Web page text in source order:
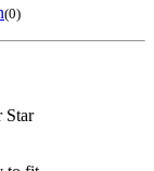
(0)
Star